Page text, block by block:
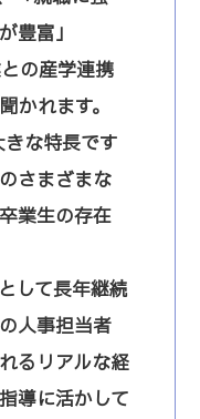
豊富」
の産学連携
かれます。
な特長です
さまざまな
業生の存在
して長年継続
人事担当者
るリアルな経
導に活かして